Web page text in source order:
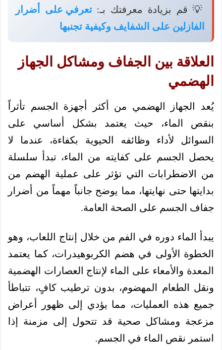
💡 قم بزيادة معرفتك بـ:تعرفي على أضرار
الفازلين على الشفايف وكيفية تجنبها
العلاقة بين الجفاف ومشاكل الجهاز
الهضمي
يُعد الجهاز الهضمي من أكثر أجهزة الجسم تأثراً
بنقص الماء، حيث يعتمد بشكل أساسي على
السوائل لأداء وظائفه الحيوية بكفاءة، عندما لا
يحصل الجسم على كفايته من الماء، تبدأ سلسلة
من الاضطرابات التي تؤثر على عملية الهضم من
بدايتها حتى نهايتها، مما يوضح جانباً مهماً من أضرار
جفاف الجسم على الصحة العامة.
يبدأ الماء دوره في الفم من خلال إنتاج اللعاب، وهو
الخطوة الأولى في هضم الكربوهيدرات، كما يعتمد
المعدة والأمعاء على الماء لإنتاج العصارات الهضمية
ونقل الطعام المهضوم، بدون ترطيب كافٍ، تتباطأ
جميع هذه العمليات، مما يؤدي إلى ظهور أعراض
مزعجة ومشاكل صحية قد تتحول إلى مزمنة إذا
استمر نقص الماء في الجسم.